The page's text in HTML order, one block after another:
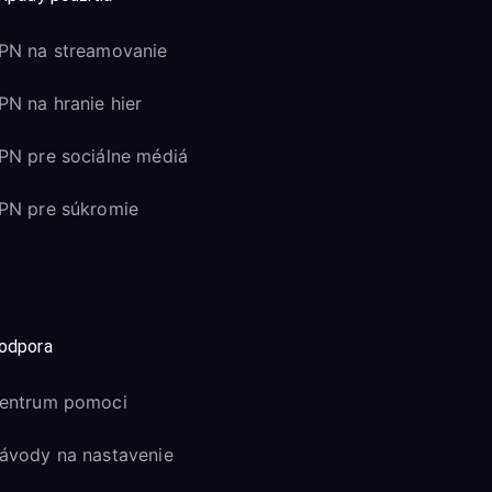
na streamovanie
na hranie hier
pre sociálne médiá
pre súkromie
pomoci
na nastavenie